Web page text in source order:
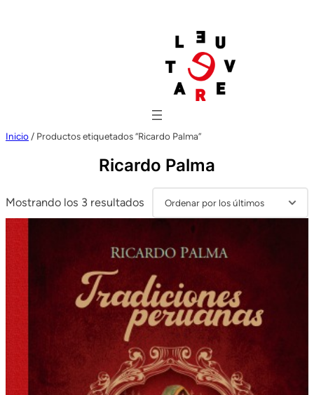
Inicio / Productos etiquetados “Ricardo Palma”
Ricardo Palma
Mostrando los 3 resultados Ordenado
por
últimos